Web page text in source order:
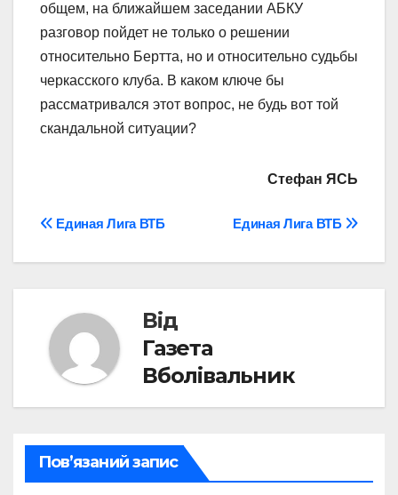
общем, на ближайшем заседании АБКУ
разговор пойдет не только о решении
относительно Бертта, но и относительно судьбы
черкасского клуба. В каком ключе бы
рассматривался этот вопрос, не будь вот той
скандальной ситуации?
Стефан ЯСЬ
Навігація
записів
Единая Лига ВТБ
Единая Лига ВТБ
Від
Газета
Вболівальник
Пов’язаний запис